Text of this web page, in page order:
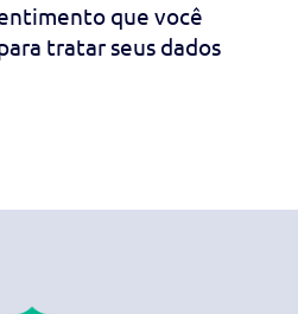
que você
tratar seus dados